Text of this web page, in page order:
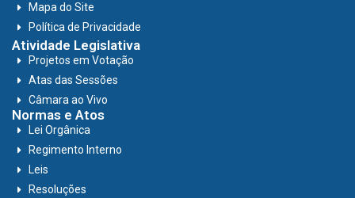
Mapa do Site
Política de Privacidade
Atividade Legislativa
Projetos em Votação
Atas das Sessões
Câmara ao Vivo
Normas e Atos
Lei Orgânica
Regimento Interno
Leis
Resoluções